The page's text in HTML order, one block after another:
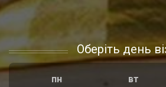
Оберіть день
пн вт